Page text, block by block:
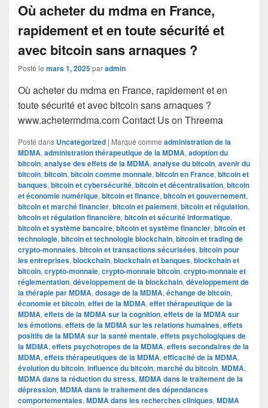
Où acheter du mdma en France,
rapidement et en toute sécurité et
avec bitcoin sans arnaques ?
Posté le mars 1, 2025paradmin
Où acheter du mdma en France, rapidement et en
toute sécurité et avec bitcoin sans arnaques ?
www.achetermdma.com Contact Us on Threema
Posté dans Uncategorized | Marqué comme administration de la
MDMA, administration thérapeutique de la MDMA, adoption du
bitcoin, analyse des effets de la MDMA, analyse du bitcoin, avenir du
bitcoin, bitcoin, bitcoin comme monnaie, bitcoin en France, bitcoin et
banques, bitcoin et cybersécurité, bitcoin et décentralisation, bitcoin
et économie numérique, bitcoin et finance, bitcoin et gouvernement,
bitcoin et marché financier, bitcoin et paiement, bitcoin et régulation,
bitcoin et régulation financière, bitcoin et sécurité informatique,
bitcoin et système bancaire, bitcoin et système financier, bitcoin et
technologie, bitcoin et technologie blockchain, bitcoin et trading de
crypto-monnaies, bitcoin et transactions sécurisées, bitcoin pour
les entreprises, blockchain, blockchain et banques, blockchain et
bitcoin, crypto-monnaie, crypto-monnaie bitcoin, crypto-monnaie et
réglementation, développement de la blockchain, développement de
la thérapie par MDMA, dosage de la MDMA, échange de bitcoin,
économie et bitcoin, effet de la MDMA, effet thérapeutique de la
MDMA, effets de la MDMA sur la cognition, effets de la MDMA sur
les émotions, effets de la MDMA sur les relations humaines, effets
positifs de la MDMA sur la santé mentale, effets psychologiques de
la MDMA, effets psychotropes de la MDMA, effets secondaires de la
MDMA, effets thérapeutiques de la MDMA, efficacité de la MDMA,
évolution du bitcoin, influence du bitcoin, marché du bitcoin, MDMA,
MDMA dans la réduction du stress, MDMA dans le traitement de la
dépression, MDMA dans le traitement des dépendances
comportementales, MDMA dans les recherches cliniques, MDMA